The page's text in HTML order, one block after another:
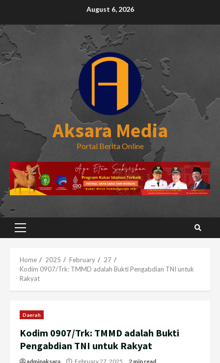
content
August 6, 2026
Aksara Media
Portal Berita Online
Primary
Home 2025 February
27
Kodim 0907/Trk: TMMD adalah Bukti Pengabdian TNI untuk
Rakyat
Daerah
Kodim 0907/Trk: TMMD adalah Bukti
Pengabdian TNI untuk Rakyat
adminaksara February 27, 2025 2 min read